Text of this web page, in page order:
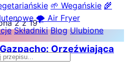
🌱 Wegańskie 🌾
🌪️ Air Fryer
Składniki Blog Ulubione
2 z 19
Orzeźwiająca